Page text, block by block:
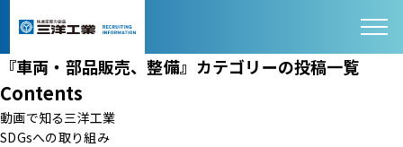
『車両・部品販売、整備』カテゴリーの投稿一覧
Contents
動画で知る三洋工業
SDGsへの取り組み